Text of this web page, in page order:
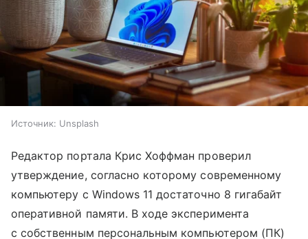
Источник: Unsplash
Редактор портала Крис Хоффман проверил
утверждение, согласно которому современному
компьютеру с Windows 11 достаточно 8 гигабайт
оперативной памяти. В ходе эксперимента
с собственным персональным компьютером (ПК)